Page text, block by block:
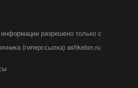
разрешено только с
(гиперссылка) ashkelon.ru